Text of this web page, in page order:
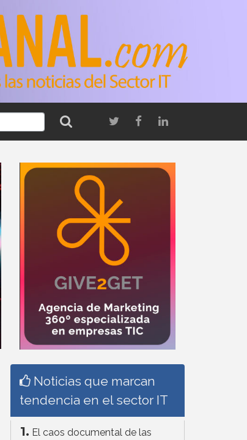
Noticias que marcan
tendencia en el sector IT
1. El caos documental de las